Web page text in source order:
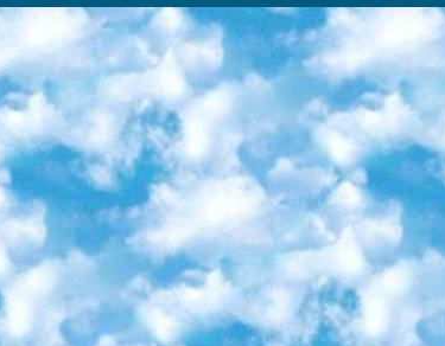
мышление при подготовке базы материалов учитывать введение заданий. 5. Следует отметить, что: сертификат государственного образца о знании общеобразовательного предмета и как минимум национальный уровень B1 по предметам на иностранных языках, указанным в Приложении 2. или международно признанный сертификат эквивалентного уровня студенты, изучающие определенный предмет, освобождаются от экзамена; по соответствующим предметам запланирована итоговая государственная аттестация за день до дня, путем жеребьевки Рабочей группой (в письменной форме по предметам, проводимым в форме) из числа сформированных вариантов выбрано 2 варианта; 2 выбранных варианта экзамена анонсированы на официальном сайте министерства и все выпускники по всей стране на основе этих вариантов проводит итоговую государственную аттестацию. 6. Государственное образование учащихся средних общеобразовательных учреждений. знания в соответствии с квалификационными требованиями, которые необходимо приобрести на основании стандартов итоговый (выпускной) контроль для 9 и 11 классов в целях тестирования Экзамены (далее – экзамены) состоят из предметов, перечисленных в приложении 1. будет сделано. 7. Экзамены пройдут с 26 мая по 15 июня 2024 г. (кроме науки физического воспитания). 8. Физическая для учащихся 9 классов общесредних образовательных учреждений. Экзамены по предмету «Образование, квалификация медицина» 1-6 мая 2024 года. сотрудники перевести под присмотр (с отклонениями в физическом или умственном развитии) специализированная школа для детей, школы-интернаты и со сколиозом школы-интернаты санаторного типа для больных детей исключены). 9. Он был слепым, слабовидящим и имел нарушения опорно-двигательного аппарата. экзамены в специализированных школах и интернатах для детей должны проводиться исходя из требований, предъявляемых к общеобразовательным учреждениям (физкультура кроме науки). 10. Специализированная школа для глухих и слабослышащих детей. и экзамены в интернатах и быть реализован в виде письменного теста по математике. 11. Специальность для умственно отсталых детей. Для 9 класса Родной язык и литературное письмо Государственный язык (язык обучения – узбекский). для неклассов) написано Математическое письмо Письменная/устная история Узбекистана Физическое воспитание практично Итоговый контроль Для 11 класса Написание родного языка и литературы (эссе) Математическое письмо Узбекский язык (обучение на узбекском языке) не посещающее общее среднее образование для учреждений)/Образовательное учреждение выбор письменный и устный Иностранный язык письменный/устный Письменная/устная история Узбекистана *По выбору студента:  Химия  Физика  Основы государственного права  География 10 бесплатных образовательных ресурсов - Мы составили подборку онлайн-проектов с интерактивными упражнениями, видеолекциями и статьями. Они помогут вам обрести новые и освежить старые знания бесплатно. 1. «ИНТУИТ» Старейшая образовательная площадка Рунета. Здесь вы найдёте сотни текстовых и видеокурсов на десятки различных тем — от программирования до психологии. Многие курсы подготовлены российскими университетами и крупными международными компаниями вроде Intel и Microsoft. Самостоятельное обучение бесплатное, но желающие могут оплатить услуги персональных наставников. 2. «Смартия» знакомит с актуальными профессиями и подсказывает, как им обучаться. Выбрав заинтересовавшую вас специальность — SMM-специалист, фотограф, веб-дизайнер или другую, — увидите список необходимых для неё умений. Чтобы вы могли освоить их самостоятельно, для каждого умения площадка отображает подборку ссылок на учебные материалы. Хотя «Смартия» ориентируется на русскоязычную аудиторию, часть контента всё же доступна только на английском. 3. «Лекторий Физтеха» Проект